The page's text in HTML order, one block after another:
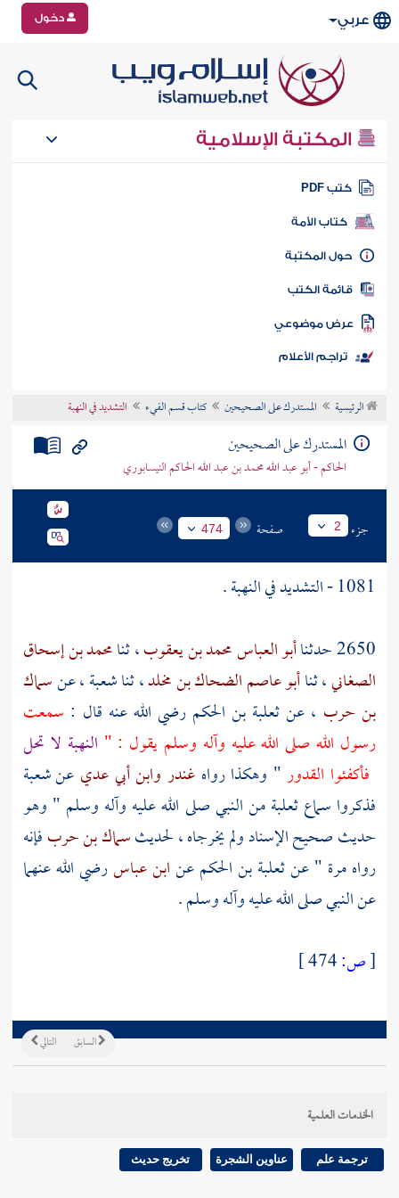
عربي دخول
المكتبة الإسلامية
كتب PDF
كتاب الأمة
المكتبة
الكتب
موضوعي
تراجم الأعلام
الرئيسية المستدرك على الصحيحين كتاب قسم الفيء التشديد في النهبة
المستدرك على الصحيحين
الحاكم - أبو عبد الله محمد بن عبد الله الحاكم النيسابوري
جزء 2 صفحة 474
1081 - التشديد في النهبة .
2650 حدثنا
أبو العباس محمد بن يعقوب، ثنامحمد بن إسحاق
الصغاني، ثناأبو عاصم الضحاك بن مخلد، ثناشعبة، عنسماك
بن حرب ، عنثعلبة بن الحكمرضي الله عنه قال : سمعت
رسول الله صلى الله عليه وآله وسلم يقول : " النهبة لا تحل
فأكفئوا القدور" وهكذا رواهغندر وابن أبي عدي عنشعبة
فذكروا سماعثعلبةمن النبي صلى الله عليه وآله وسلم " وهو
حديث صحيح الإسناد ولم يخرجاه ، لحديثسماك بن حربفإنه
رواه مرة " عنثعلبة بن الحكمعنابن عباسرضي الله عنهما
عن النبي صلى الله عليه وآله وسلم .
[ص:
التالي السابق
الخدمات العلمية
ترجمة علم عناوين الشجرة تخريج حديث